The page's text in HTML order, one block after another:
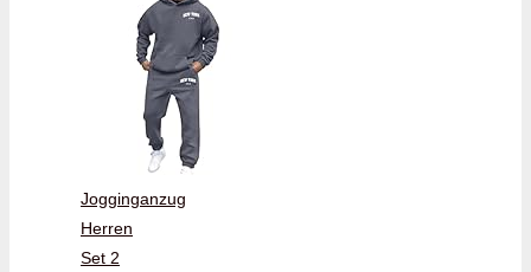
Jogginganzug
Herren
Set 2